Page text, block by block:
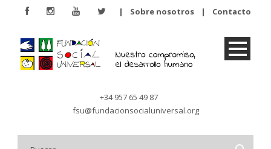
| Sobre nosotros | Contacto
+34 957 65 49 87
fsu@fundacionsocialuniversal.org